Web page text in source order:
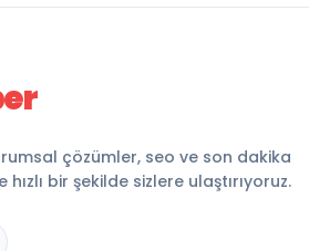
çözümler, seo ve son dakika
bir şekilde sizlere ulaştırıyoruz.